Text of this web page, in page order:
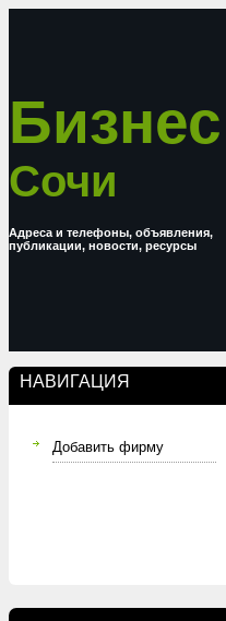
Бизнес
Сочи
Адреса и телефоны, объявления,
публикации, новости, ресурсы
НАВИГАЦИЯ
Добавить фирму